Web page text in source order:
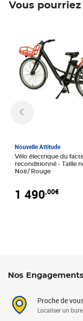
Vous
Nouvelle Attitude
Vélo électrique du
reconditionné - Taille normale -
Noir/ Rouge
1 490,00€
Nos Engagements
Proche de
Localiser un